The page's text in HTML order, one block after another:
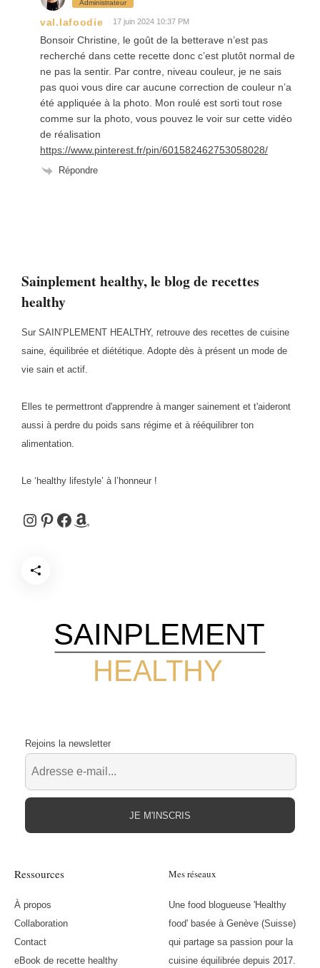
Sainplement healthy, le blog de recettes
healthy
Sur SAIN’PLEMENT HEALTHY, retrouve des recettes de cuisine
saine, équilibrée et diététique. Adopte dès à présent un mode de
vie sain et actif.
Elles te permettront d'apprendre à manger sainement et t'aideront
aussi à perdre du poids sans régime et à rééquilibrer ton
alimentation.
Le ‘healthy lifestyle’ à l’honneur !
Instagram
Pinterest
Facebook
Amazon
Administrateur
val.lafoodie 17 juin 2024 10:37 PM
Bonsoir Christine, le goût de la betterave n’est pas
recherché dans cette recette donc c’est plutôt normal de
ne pas la sentir. Par contre, niveau couleur, je ne sais
pas quoi vous dire car aucune correction de couleur n’a
été appliquée à la photo. Mon roulé est sorti tout rose
comme sur la photo, vous pouvez le voir sur cette vidéo
de réalisation
https://www.pinterest.fr/pin/601582462753058028/
Répondre
HEALTHY
SAINPLEMENT
Ressources
À propos
Collaboration
Contact
eBook de recette healthy
Mes réseaux
Une food blogueuse 'Healthy
food' basée à Genève (Suisse)
qui partage sa passion pour la
cuisine équilibrée depuis 2017.
Rejoins la newsletter
JE M'INSCRIS